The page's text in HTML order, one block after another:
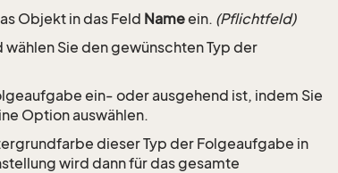
Objekt in das Feld Nameein. (Pflichtfeld)
wählen Sie den gewünschten Typ der
ein- oder ausgehend ist, indem Sie
Option auswählen.
dieser Typ der Folgeaufgabe in
wird dann für das gesamte